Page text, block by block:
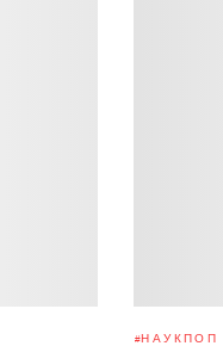
НАУКПОП